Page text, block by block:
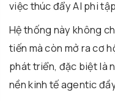
việc thúc đẩy AI phi
Hệ thống này không
tiến mà còn mở ra cơ
phát triển, đặc biệt là
nền kinh tế agentic